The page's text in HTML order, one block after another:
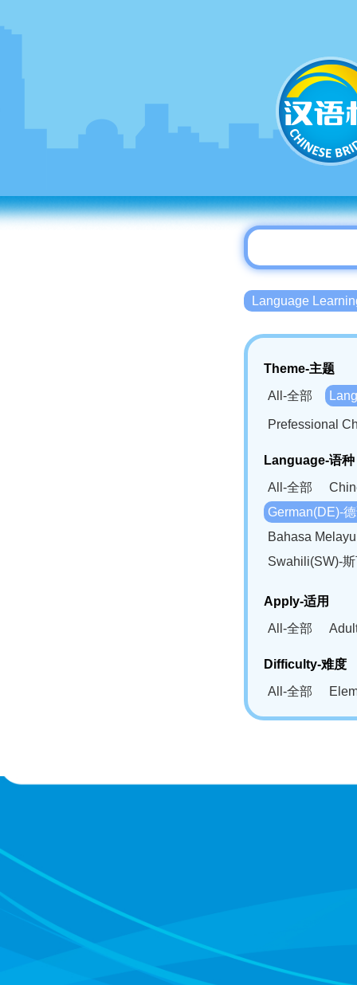
Language
Theme-主题
All-全部
Prefessional
Language-语种
All-全部
German(DE)-
Bahasa
Swahili(SW)-
Apply-适用
All-全部
Difficulty-难度
All-全部